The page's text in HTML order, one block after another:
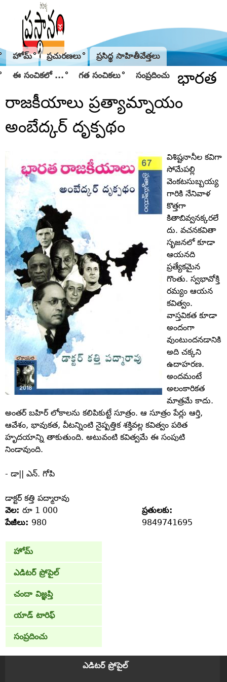
హోమ్ ప్రచురణలు ప్రసిద్థ సాహితీవేత్తలు
ఈ సంచికలో ... గత సంచికలు సంప్రదించు
భారత
రాజకీయాలు ప్రత్యామ్నాయం
అంబేద్కర్‌ దృక్పథం
విశిష్టనానీల కవిగా
సోమేపల్లి
వెంకటసుబ్బయ్య
గారికి నేనివాళ
కొత్తగా
కితాబివ్వనక్కరలే
దు. వచనకవితా
సృజనలో కూడా
ఆయనది
ప్రత్యేకమైన
గొంతు. స్వభావోక్తి
రమ్యం ఆయన
కవిత్వం.
వాస్తవికత కూడా
అందంగా
వుంటుందనడానికి
అది చక్కని
ఉదాహరణ.
అందమంటే
అలంకారికత
మాత్రమే కాదు.
అంతర్‌ బహిర్‌ లోకాలను కలిపికుట్టే సూత్రం. ఆ సూత్రం పేర్లు ఆర్తి,
ఆవేశం, భావుకత, వీటన్నింటి నైష్పత్తిక శక్తివల్ల కవిత్వం పఠిత
హృదయాన్ని తాకుతుంది. అటువంటి కవిత్వమే ఈ సంపుటి
నిండావుంది.
- డా|| ఎన్‌. గోపి
డాక్టర్‌ కత్తి పద్మారావు
వెల: రూ 1 000
పేజీలు: 980
ప్రతులకు:
9849741695
హోమ్
ఎడిటర్ ప్రోపైల్
చందా విజ్ఞప్తి
యాడ్ టారిఫ్
సంప్రదించు
ఎడిటర్ ప్రోపైల్